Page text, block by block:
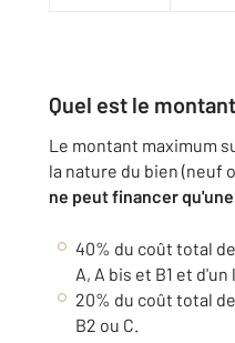
Quel est le
Le montant maximum
la nature du bien (neuf
ne peut financer
40% du coût total
A, A bis et B1 et
20% du coût total
B2 ou C.